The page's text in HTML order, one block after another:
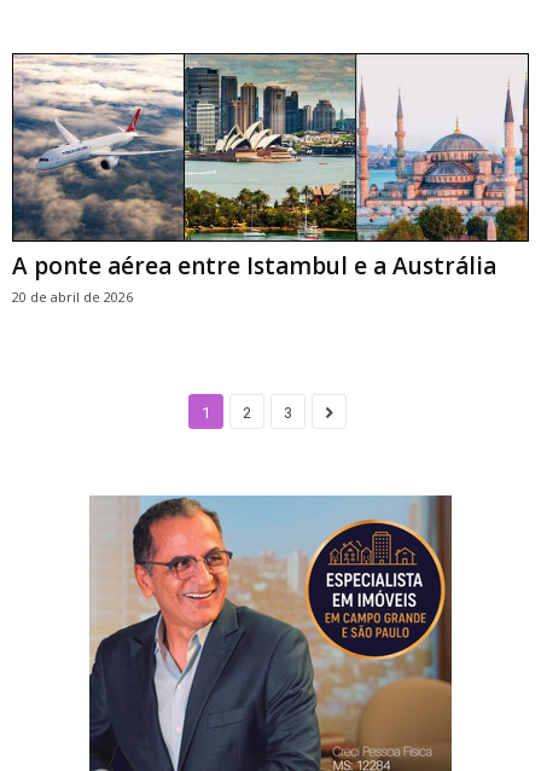
A ponte aérea entre Istambul e a Austrália
20 de abril de 2026
1 2 3